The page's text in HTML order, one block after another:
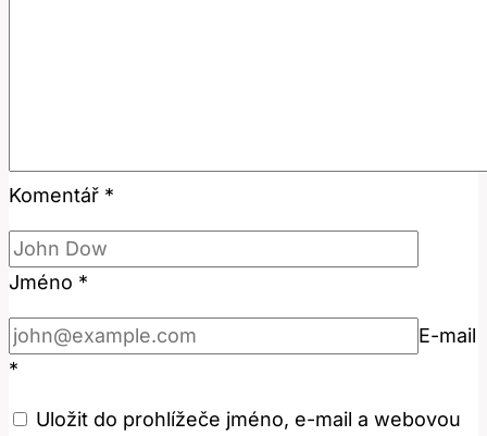
Komentář *
Jméno *
E-mail
*
Uložit do prohlížeče jméno, e-mail a webovou